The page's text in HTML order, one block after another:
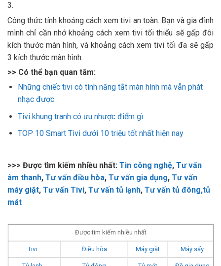
3.
Công thức tính khoảng cách xem tivi an toàn. Bạn và gia đình
mình chỉ cần nhớ khoảng cách xem tivi tối thiểu sẽ gấp đôi
kích thước màn hình, và khoảng cách xem tivi tối đa sẽ gấp
3 kích thước màn hình.
>> Có thể bạn quan tâm:
Những chiếc tivi có tính năng tắt màn hình mà vẫn phát
nhạc được
Tivi khung tranh có ưu nhược điểm gì
TOP 10 Smart Tivi dưới 10 triệu tốt nhất hiện nay
>>> Được tìm kiếm nhiều nhất: Tin công nghệ, Tư vấn
âm thanh, Tư vấn điều hòa, Tư vấn gia dụng, Tư vấn
máy giặt, Tư vấn Tivi, Tư vấn tủ lạnh, Tư vấn tủ đông,tủ
mát
Được tìm kiếm nhiều nhất
Tivi Điều hòa Máy giặt Máy sấy